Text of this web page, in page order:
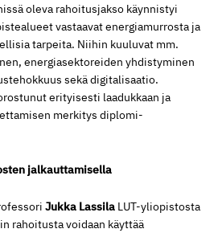
oleva rahoitusjakso käynnistyi
vastaavat energiamurrosta ja
tarpeita. Niihin kuuluvat mm.
energiasektoreiden yhdistyminen
sekä digitalisaatio.
erityisesti laadukkaan ja
merkitys diplomi-
jalkauttamisella
Jukka Lassila LUT-yliopistosta
rahoitusta voidaan käyttää